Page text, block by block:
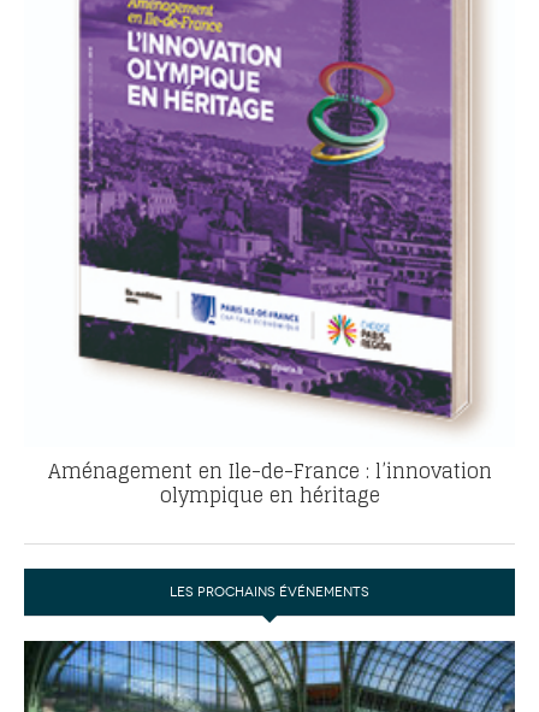
Aménagement en Ile-de-France : l’innovation
olympique en héritage
LES PROCHAINS ÉVÉNEMENTS